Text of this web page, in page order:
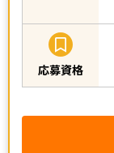
応募資格